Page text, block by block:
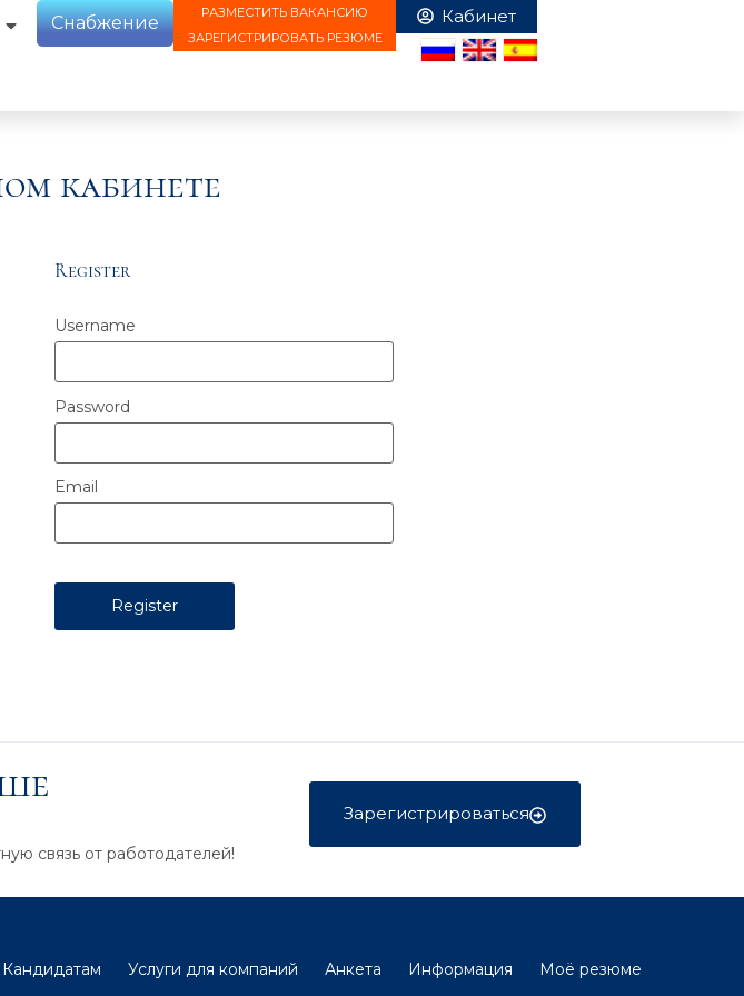
Снабжение
РАЗМЕСТИТЬ ВАКАНСИЮ
ЗАРЕГИСТРИРОВАТЬ РЕЗЮМЕ
кабинете
Register
Username
Password
Email
связь от работодателей!
Зарегистрироваться
Кандидатам Услуги для компаний Анкета Информация
Моё резюме